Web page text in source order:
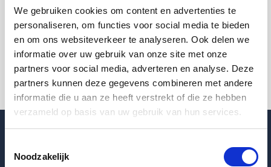
We gebruiken cookies om content en advertenties te
personaliseren, om functies voor social media te bieden
en om ons websiteverkeer te analyseren. Ook delen we
informatie over uw gebruik van onze site met onze
partners voor social media, adverteren en analyse. Deze
partners kunnen deze gegevens combineren met andere
informatie die u aan ze heeft verstrekt of die ze hebben
verzameld op basis van uw gebruik van hun services.
Noodzakelijk
Pagina niet gevonden
Terug naar woningoverzicht
Blogpost